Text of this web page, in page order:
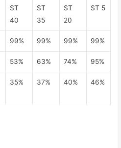
ST
40
ST
35
ST
20
ST 5
99% 99% 99% 99%
53% 63% 74% 95%
35% 37% 40% 46%